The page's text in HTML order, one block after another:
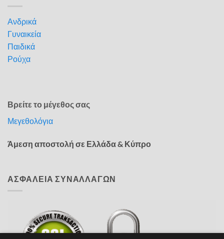
Ανδρικά
Γυναικεία
Παιδικά
Ρούχα
Βρείτε το μέγεθος σας
Μεγεθολόγια
Άμεση αποστολή σε Ελλάδα & Κύπρο
ΑΣΦΑΛΕΙΑ ΣΥΝΑΛΛΑΓΩΝ